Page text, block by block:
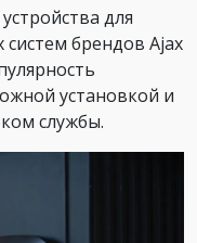
для
брендов Ajax
установкой и
службы.